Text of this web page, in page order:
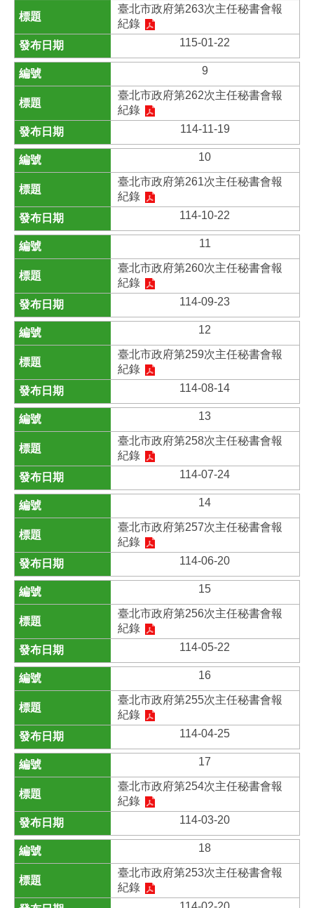
臺北市政府第263次主任秘書會報
紀錄
115-01-22
9
臺北市政府第262次主任秘書會報
紀錄
114-11-19
10
臺北市政府第261次主任秘書會報
紀錄
114-10-22
11
臺北市政府第260次主任秘書會報
紀錄
114-09-23
12
臺北市政府第259次主任秘書會報
紀錄
114-08-14
13
臺北市政府第258次主任秘書會報
紀錄
114-07-24
14
臺北市政府第257次主任秘書會報
紀錄
114-06-20
15
臺北市政府第256次主任秘書會報
紀錄
114-05-22
16
臺北市政府第255次主任秘書會報
紀錄
114-04-25
17
臺北市政府第254次主任秘書會報
紀錄
114-03-20
18
臺北市政府第253次主任秘書會報
紀錄